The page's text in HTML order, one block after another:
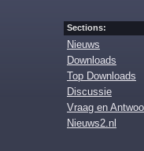
Sections:
Nieuws
Downloads
Top Downloads
Discussie
Vraag en
Nieuws2.nl